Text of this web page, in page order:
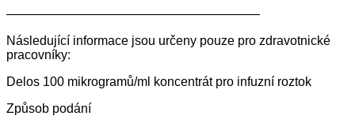
————————————————————
Následující informace jsou určeny pouze pro zdravotnické
pracovníky:
Delos 100 mikrogramů/ml koncentrát pro infuzní roztok
Způsob podání